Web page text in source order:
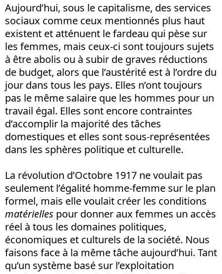
Aujourd’hui, sous le capitalisme, des services
sociaux comme ceux mentionnés plus haut
existent et atténuent le fardeau qui pèse sur
les femmes, mais ceux-ci sont toujours sujets
à être abolis ou à subir de graves réductions
de budget, alors que l’austérité est à l’ordre du
jour dans tous les pays. Elles n’ont toujours
pas le même salaire que les hommes pour un
travail égal. Elles sont encore contraintes
d’accomplir la majorité des tâches
domestiques et elles sont sous-représentées
dans les sphères politique et culturelle.
La révolution d’Octobre 1917 ne voulait pas
seulement l’égalité homme-femme sur le plan
formel, mais elle voulait créer les conditions
matérielles pour donner aux femmes un accès
réel à tous les domaines politiques,
économiques et culturels de la société. Nous
faisons face à la même tâche aujourd’hui. Tant
qu’un système basé sur l’exploitation